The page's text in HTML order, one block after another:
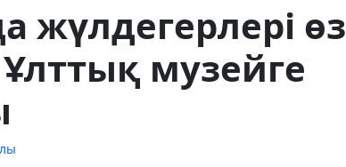
жүлдегерлері өз
музейге